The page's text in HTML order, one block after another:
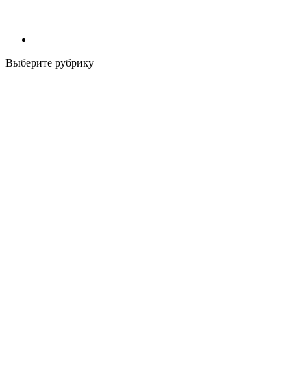
Выберите рубрику